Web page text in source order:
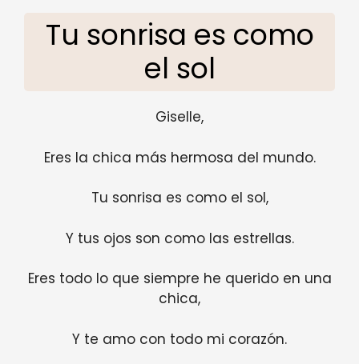
Tu sonrisa es como
el sol
Giselle,
Eres la chica más hermosa del mundo.
Tu sonrisa es como el sol,
Y tus ojos son como las estrellas.
Eres todo lo que siempre he querido en una
chica,
Y te amo con todo mi corazón.